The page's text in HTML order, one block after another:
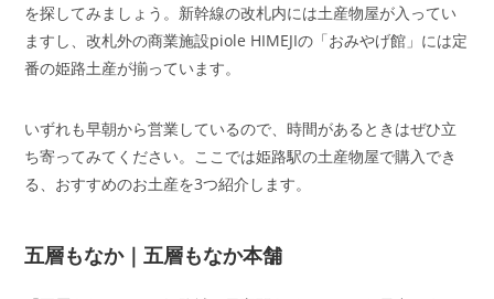
を探してみましょう。新幹線の改札内には土産物屋が入ってい
ますし、改札外の商業施設piole HIMEJIの「おみやげ館」には定
番の姫路土産が揃っています。
いずれも早朝から営業しているので、時間があるときはぜひ立
ち寄ってみてください。ここでは姫路駅の土産物屋で購入でき
る、おすすめのお土産を3つ紹介します。
五層もなか｜五層もなか本舗